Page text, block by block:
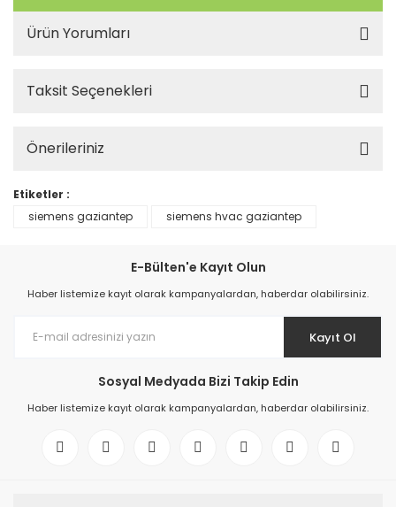
Ürün Yorumları
Taksit Seçenekleri
Önerileriniz
Etiketler :
siemens gaziantep
siemens hvac gaziantep
E-Bülten'e Kayıt Olun
Haber listemize kayıt olarak kampanyalardan, haberdar olabilirsiniz.
Kayıt Ol
Sosyal Medyada Bizi Takip Edin
Haber listemize kayıt olarak kampanyalardan, haberdar olabilirsiniz.